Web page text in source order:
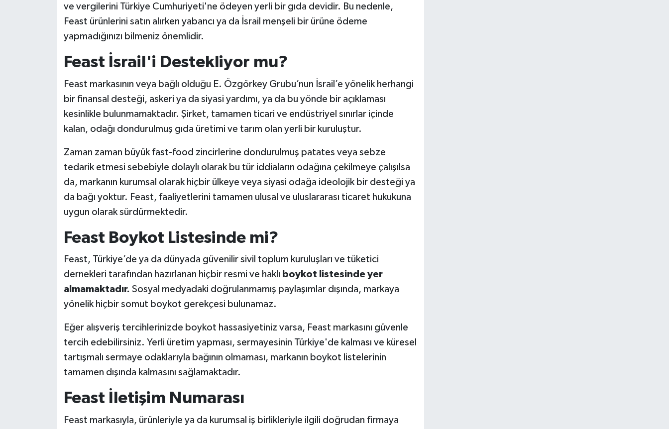
ve vergilerini Türkiye Cumhuriyeti'ne ödeyen yerli bir gıda devidir. Bu nedenle,
Feast ürünlerini satın alırken yabancı ya da İsrail menşeli bir ürüne ödeme
yapmadığınızı bilmeniz önemlidir.
Feast İsrail'i Destekliyor mu?
Feast markasının veya bağlı olduğu E. Özgörkey Grubu’nun İsrail’e yönelik herhangi
bir finansal desteği, askeri ya da siyasi yardımı, ya da bu yönde bir açıklaması
kesinlikle bulunmamaktadır. Şirket, tamamen ticari ve endüstriyel sınırlar içinde
kalan, odağı dondurulmuş gıda üretimi ve tarım olan yerli bir kuruluştur.
Zaman zaman büyük fast-food zincirlerine dondurulmuş patates veya sebze
tedarik etmesi sebebiyle dolaylı olarak bu tür iddiaların odağına çekilmeye çalışılsa
da, markanın kurumsal olarak hiçbir ülkeye veya siyasi odağa ideolojik bir desteği ya
da bağı yoktur. Feast, faaliyetlerini tamamen ulusal ve uluslararası ticaret hukukuna
uygun olarak sürdürmektedir.
Feast Boykot Listesinde mi?
Feast, Türkiye’de ya da dünyada güvenilir sivil toplum kuruluşları ve tüketici
dernekleri tarafından hazırlanan hiçbir resmi ve haklı boykot listesinde yer
almamaktadır. Sosyal medyadaki doğrulanmamış paylaşımlar dışında, markaya
yönelik hiçbir somut boykot gerekçesi bulunamaz.
Eğer alışveriş tercihlerinizde boykot hassasiyetiniz varsa, Feast markasını güvenle
tercih edebilirsiniz. Yerli üretim yapması, sermayesinin Türkiye'de kalması ve küresel
tartışmalı sermaye odaklarıyla bağının olmaması, markanın boykot listelerinin
tamamen dışında kalmasını sağlamaktadır.
Feast İletişim Numarası
Feast markasıyla, ürünleriyle ya da kurumsal iş birlikleriyle ilgili doğrudan firmaya